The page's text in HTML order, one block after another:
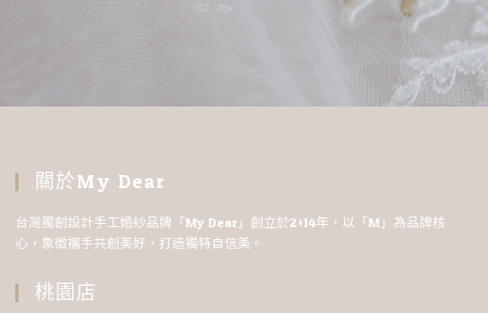
關於My Dear
台灣獨創設計手工婚紗品牌「My Dear」創立於2014年，以「M」為品牌核
心，象徵攜手共創美好，打造獨特自信美。
桃園店